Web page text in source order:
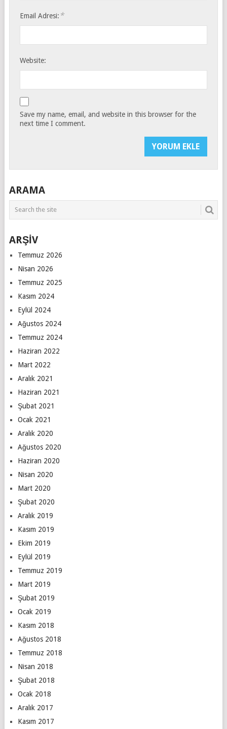
Email Adresi: *
Website:
Save my name, email, and website in this browser for the
next time I comment.
ARAMA
ARŞİV
Temmuz 2026
Nisan 2026
Temmuz 2025
Kasım 2024
Eylül 2024
Ağustos 2024
Temmuz 2024
Haziran 2022
Mart 2022
Aralık 2021
Haziran 2021
Şubat 2021
Ocak 2021
Aralık 2020
Ağustos 2020
Haziran 2020
Nisan 2020
Mart 2020
Şubat 2020
Aralık 2019
Kasım 2019
Ekim 2019
Eylül 2019
Temmuz 2019
Mart 2019
Şubat 2019
Ocak 2019
Kasım 2018
Ağustos 2018
Temmuz 2018
Nisan 2018
Şubat 2018
Ocak 2018
Aralık 2017
Kasım 2017